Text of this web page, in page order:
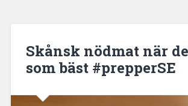
Skånsk nödmat när
som bäst #prepperSE